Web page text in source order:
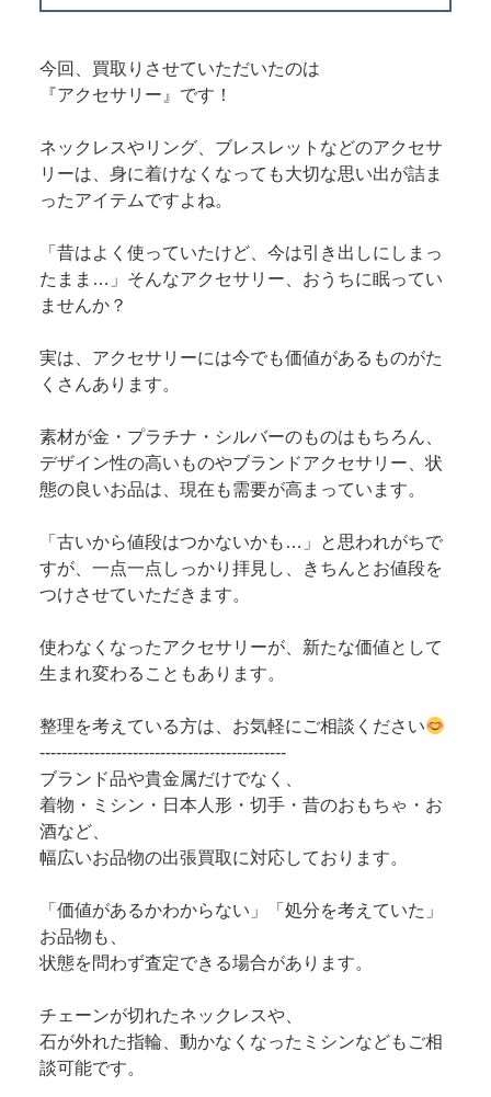
今回、買取りさせていただいたのは
『アクセサリー』です！
ネックレスやリング、ブレスレットなどのアクセサ
リーは、身に着けなくなっても大切な思い出が詰ま
ったアイテムですよね。
「昔はよく使っていたけど、今は引き出しにしまっ
たまま…」そんなアクセサリー、おうちに眠ってい
ませんか？
実は、アクセサリーには今でも価値があるものがた
くさんあります。
素材が金・プラチナ・シルバーのものはもちろん、
デザイン性の高いものやブランドアクセサリー、状
態の良いお品は、現在も需要が高まっています。
「古いから値段はつかないかも…」と思われがちで
すが、一点一点しっかり拝見し、きちんとお値段を
つけさせていただきます。
使わなくなったアクセサリーが、新たな価値として
生まれ変わることもあります。
整理を考えている方は、お気軽にご相談ください
---------------------------------------------
ブランド品や貴金属だけでなく、
着物・ミシン・日本人形・切手・昔のおもちゃ・お
酒など、
幅広いお品物の出張買取に対応しております。
「価値があるかわからない」「処分を考えていた」
お品物も、
状態を問わず査定できる場合があります。
チェーンが切れたネックレスや、
石が外れた指輪、動かなくなったミシンなどもご相
談可能です。